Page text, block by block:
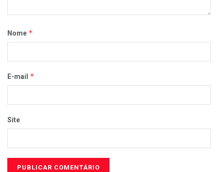
Nome *
E-mail *
Site